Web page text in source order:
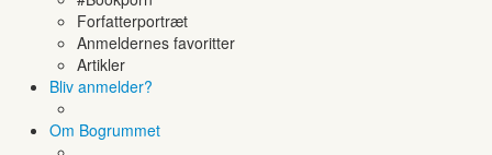
Forfatterportræt
Anmeldernes favoritter
Artikler
Bliv anmelder?
Om Bogrummet